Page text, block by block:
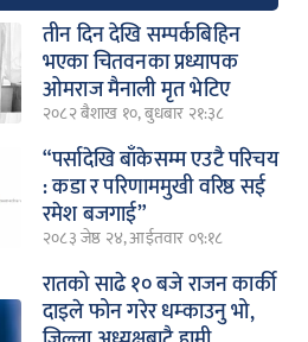
तीन दिन देखि सम्पर्कबिहिन
भएका चितवनका प्रध्यापक
ओमराज मैनाली मृत भेटिए
२०८२ बैशाख १०, बुधबार २१:३८
“पर्सादेखि बाँकेसम्म एउटै परिचय
: कडा र परिणाममुखी वरिष्ठ सई
रमेश बजगाई”
२०८३ जेष्ठ २४, आईतवार ०९:१८
रातको साढे १० बजे राजन कार्की
दाइले फोन गरेर धम्काउनु भो,